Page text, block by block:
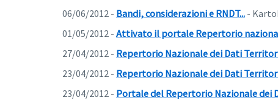
06/06/2012 - Bandi, considerazioni e RNDT... -
01/05/2012 - Attivato il portale Repertorio
27/04/2012 - Repertorio Nazionale dei Dati
23/04/2012 - Repertorio Nazionale dei Dati
23/04/2012 - Portale del Repertorio Nazionale dei